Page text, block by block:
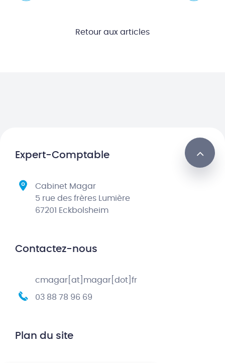
Retour aux articles
Expert-Comptable
Cabinet Magar
5 rue des frères Lumière
67201 Eckbolsheim
Contactez-nous
cmagar[at]magar[dot]fr
03 88 78 96 69
Plan du site